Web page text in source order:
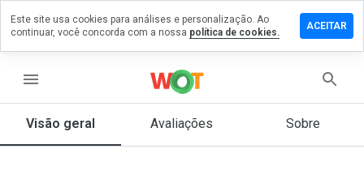
menu
Visão geral Avaliações Sobre
um
Este site usa cookies para análises e personalização. Ao
continuar, você concorda com a nossa política de cookies.
ACEITAR